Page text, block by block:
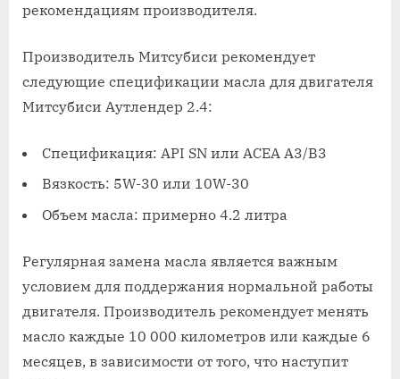
рекомендациям производителя.
Производитель Митсубиси рекомендует
следующие спецификации масла для двигателя
Митсубиси Аутлендер 2.4:
Спецификация: API SN или ACEA A3/B3
Вязкость: 5W-30 или 10W-30
Объем масла: примерно 4.2 литра
Регулярная замена масла является важным
условием для поддержания нормальной работы
двигателя. Производитель рекомендует менять
масло каждые 10 000 километров или каждые 6
месяцев, в зависимости от того, что наступит